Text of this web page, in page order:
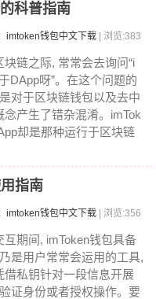
科普指南
imtoken钱包中文下载 | 浏览:383
链之际, 常常会去询问“i
DApp呀”。在这个问题的
对于区块链钱包以及去中
念产生了错杂混淆。imTok
却是那种运行于区块链
指南
imtoken钱包中文下载 | 浏览:356
期间, imToken钱包具备
是用户常常会运用的工具,
借私钥针对一段信息开展
证身份或者授权操作。要